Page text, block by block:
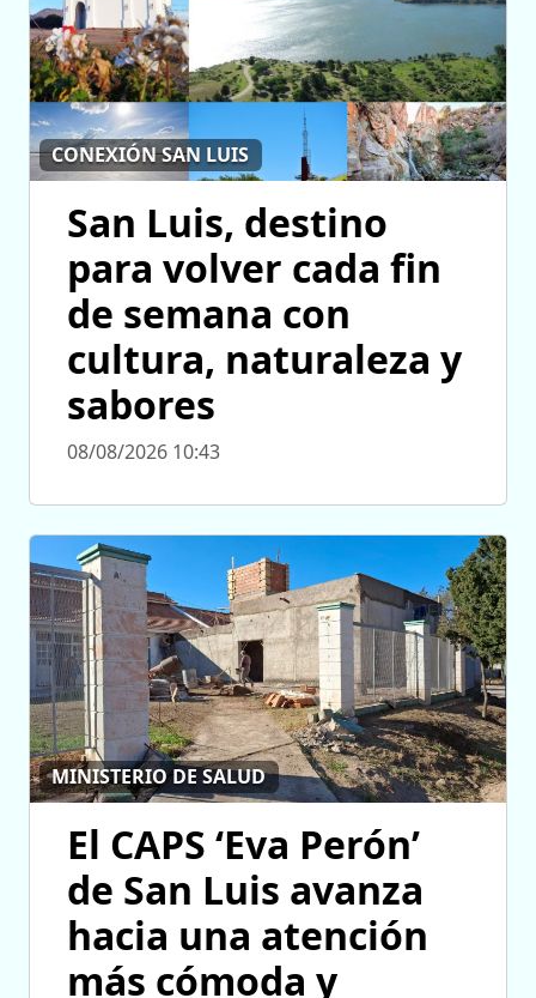
CONEXIÓN SAN LUIS
San Luis, destino
para volver cada fin
de semana con
cultura, naturaleza y
sabores
08/08/2026 10:43
MINISTERIO DE SALUD
El CAPS ‘Eva Perón’
de San Luis avanza
hacia una atención
más cómoda y